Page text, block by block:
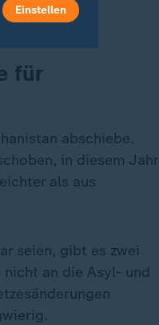
für
abschiebe.
in diesem Jahr
als aus
seien, gibt es zwei
an die Asyl- und
Einstellen